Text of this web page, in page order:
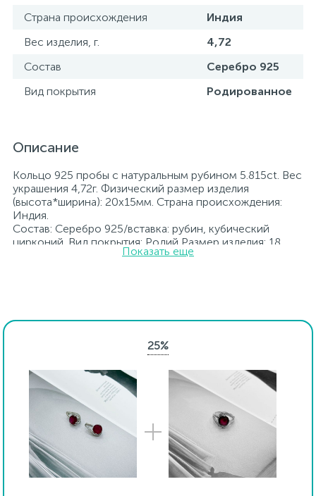
Страна происхождения
Индия
Вес изделия, г.
4,72
Состав
Серебро 925
Вид покрытия
Родированное
Описание
Кольцо 925 пробы с натуральным рубином 5.815ct. Вес
украшения 4,72г. Физический размер изделия
(высота*ширина): 20х15мм. Страна происхождения:
Индия.
Состав: Серебро 925/вставка: рубин, кубический
цирконий. Вид покрытия: Родий Размер изделия: 18
Вставка: рубин, кубический цирконий.
также контроль государственной пробирной службой
проба. К каждому ювелирному украшению
параметров.*Цвета изделий на сайте могут
незначительно отличаться от реальных из-за
особенностей цветопередачи экрана
Показать еще
25%